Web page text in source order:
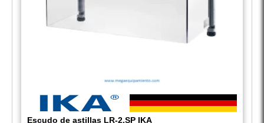
Escudo de astillas LR-2.SP IKA